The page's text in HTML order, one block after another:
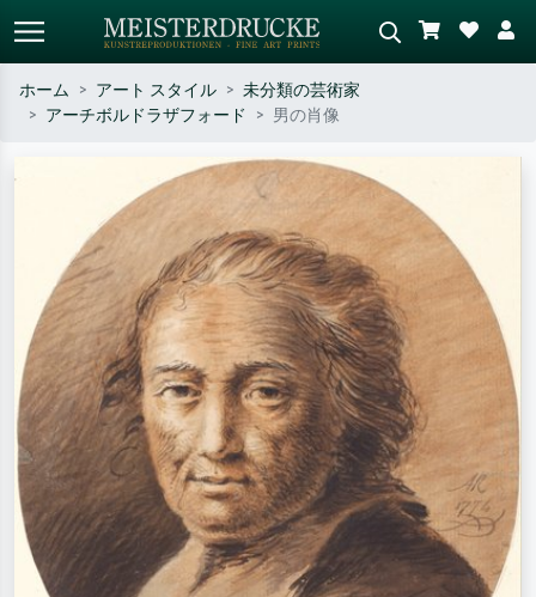
作家名・作品名・スタイルで検索
– 例：モネ、星月夜、印象派、北
斎の波、ヌード。
シーンを説明してください – 例：
緑の草原、赤の多い抽象画、暗い
油絵、木のそばの立ち姿のヌー
ド。
ホーム アート スタイル
未分類の芸術家
アーチボルドラザフォード
男の肖像